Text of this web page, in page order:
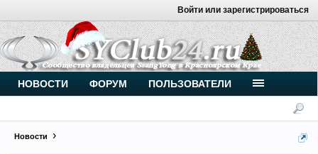
Войти или зарегистрироваться
Новости
Внимание, новые участники нашего клуба!
Основное общение происходит вTelegram-чате.
Присоединяйтесь.
Vahmurka
НОВОСТИ ФОРУМ ПОЛЬЗОВАТЕЛИ